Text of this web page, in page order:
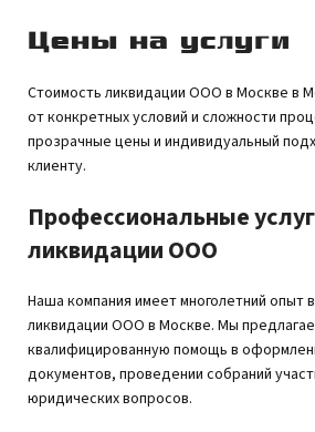
Цены на услуги
Стоимость ликвидации ООО в Москве в
от конкретных условий и сложности
прозрачные цены и индивидуальный
клиенту.
Профессиональные
ликвидации ООО
Наша компания имеет многолетний опыт
ликвидации ООО в Москве. Мы
квалифицированную помощь в
документов, проведении собраний
юридических вопросов.